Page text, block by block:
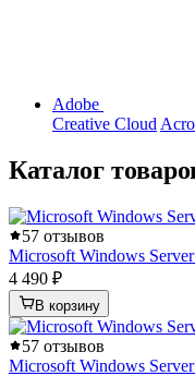
Adobe
Creative Cloud
Каталог
57 отзывов
Microsoft Windows
4 490 ₽
В корзину
57 отзывов
Microsoft Windows